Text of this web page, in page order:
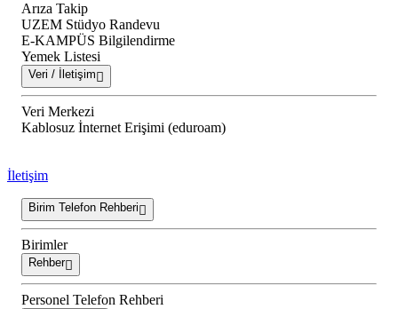
Arıza Takip
UZEM Stüdyo Randevu
E-KAMPÜS Bilgilendirme
Yemek Listesi
Veri / İletişim
Veri Merkezi
Kablosuz İnternet Erişimi (eduroam)
İletişim
Birim Telefon Rehberi
Birimler
Rehber
Personel Telefon Rehberi